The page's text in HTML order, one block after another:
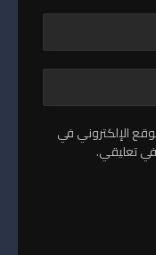
الإلكتروني في
في تعليقي.